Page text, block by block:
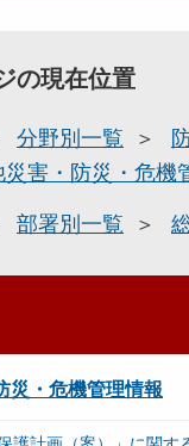
の現在位置
分野別一覧
災害・防災・危機
部署別一覧
災・危機管理情報